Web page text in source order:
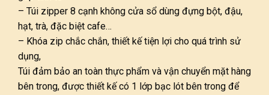
– Túi zipper 8 cạnh không cửa sổ dùng đựng bột, đậu,
hạt, trà, đặc biệt cafe…
– Khóa zip chắc chắn, thiết kế tiện lợi cho quá trình sử
dụng,
Túi đảm bảo an toàn thực phẩm và vận chuyển mặt hàng
bên trong, được thiết kế có 1 lớp bạc lót bên trong để